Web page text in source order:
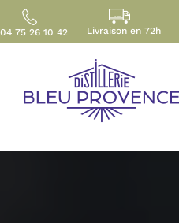
Passer
contenu
04 75 26 10 42 Livraison en 72h